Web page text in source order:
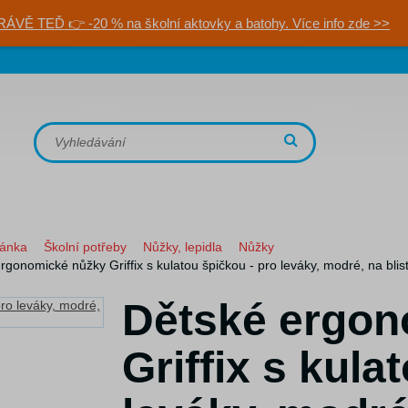
TEĎ 👉 -20 % na školní aktovky a batohy. Více info zde >>
Školní potřeby Nůžky, lepidla
Nůžky
nůžky Griffix s kulatou špičkou - pro leváky, modré, na
Dětské
Griffix s